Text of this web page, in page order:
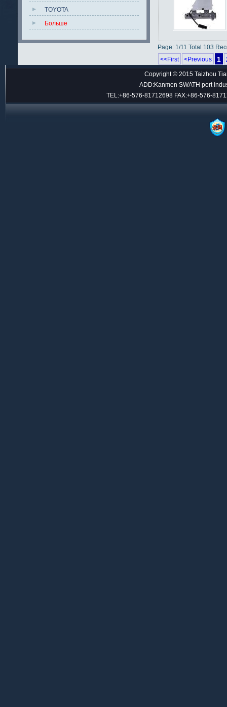
Page: 1/11 Total 103
<<First
<Previous 1
TOYOTA
Больше
Copyright © 2015 Taizhou
ADD:Kanmen SWATH port
TEL:+86-576-81712698 FAX:+86-576-